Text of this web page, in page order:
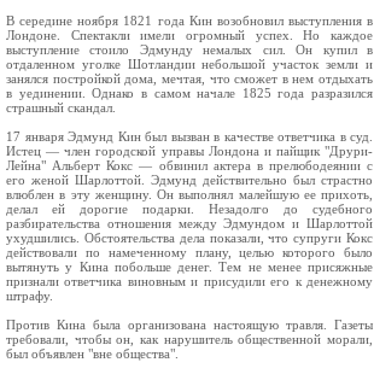
В середине ноября 1821 года Кин возобновил выступления в
Лондоне. Спектакли имели огромный успех. Но каждое
выступление стоило Эдмунду немалых сил. Он купил в
отдаленном уголке Шотландии небольшой участок земли и
занялся постройкой дома, мечтая, что сможет в нем отдыхать
в уединении. Однако в самом начале 1825 года разразился
страшный скандал.
17 января Эдмунд Кин был вызван в качестве ответчика в суд.
Истец — член городской управы Лондона и пайщик "Друри-
Лейна" Альберт Кокс — обвинил актера в прелюбодеянии с
его женой Шарлоттой. Эдмунд действительно был страстно
влюблен в эту женщину. Он выполнял малейшую ее прихоть,
делал ей дорогие подарки. Незадолго до судебного
разбирательства отношения между Эдмундом и Шарлоттой
ухудшились. Обстоятельства дела показали, что супруги Кокс
действовали по намеченному плану, целью которого было
вытянуть у Кина побольше денег. Тем не менее присяжные
признали ответчика виновным и присудили его к денежному
штрафу.
Против Кина была организована настоящую травля. Газеты
требовали, чтобы он, как нарушитель общественной морали,
был объявлен "вне общества".